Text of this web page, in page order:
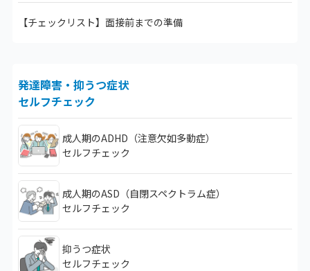
【チェックリスト】 面接前までの準備
発達障害・抑うつ症状
セルフチェック
成人期のADHD（注意欠如多動症）
セルフチェック
成人期のASD（自閉スペクトラム症）
セルフチェック
抑うつ症状
セルフチェック